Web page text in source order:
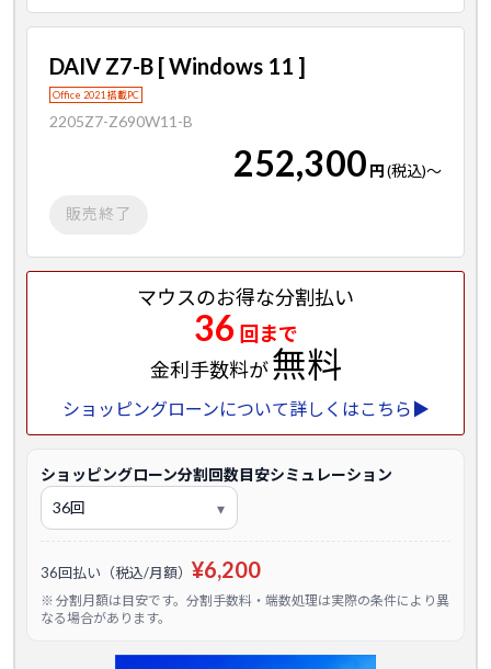
DAIV Z7-B [ Windows 11 ]
Office 2021 搭載PC
2205Z7-Z690W11-B
252,300 円(税込)～
販売終了
マウスのお得な分割払い
36 回まで
金利手数料が無料
ショッピングローンについて詳しくはこちら▶
ショッピングローン分割回数目安シミュレーション
36回払い（税込/月額） ¥6,200
※ 分割月額は目安です。分割手数料・端数処理は実際の条件により異
なる場合があります。